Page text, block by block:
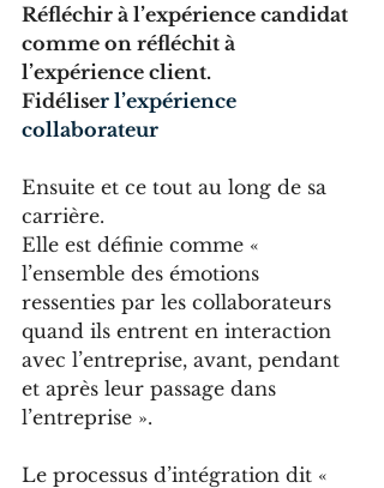
Réfléchir à l’expérience candidat
comme on réfléchit à
l’expérience client.
Fidéliser l’expérience
collaborateur
Ensuite et ce tout au long de sa
carrière.
Elle est définie comme «
l’ensemble des émotions
ressenties par les collaborateurs
quand ils entrent en interaction
avec l’entreprise, avant, pendant
et après leur passage dans
l’entreprise ».
Le processus d’intégration dit «